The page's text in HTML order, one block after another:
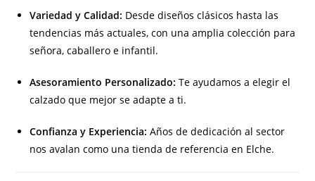
Variedad y Calidad: Desde diseños clásicos hasta las
tendencias más actuales, con una amplia colección para
señora, caballero e infantil.
Asesoramiento Personalizado: Te ayudamos a elegir el
calzado que mejor se adapte a ti.
Confianza y Experiencia: Años de dedicación al sector
nos avalan como una tienda de referencia en Elche.